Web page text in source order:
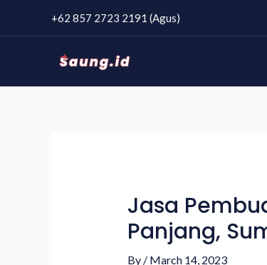
+62 857 2723 2191 (Agus)
Jasa
Panjang,
By / March 14, 2023